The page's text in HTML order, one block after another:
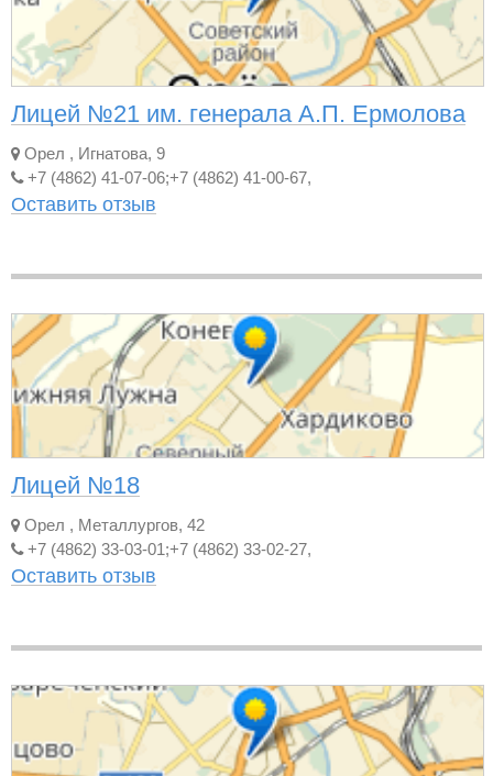
Лицей №21 им. генерала А.П. Ермолова
Орел , Игнатова, 9
+7 (4862) 41-07-06;+7 (4862) 41-00-67,
Оставить отзыв
Лицей №18
Орел , Металлургов, 42
+7 (4862) 33-03-01;+7 (4862) 33-02-27,
Оставить отзыв